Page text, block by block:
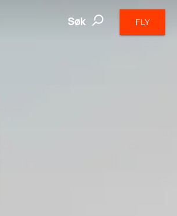
Søk FLY